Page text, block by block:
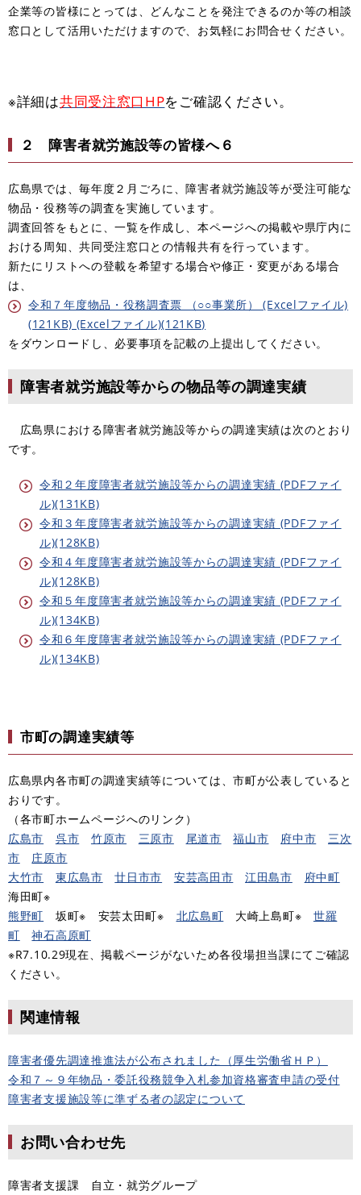
企業等の皆様にとっては、どんなことを発注できるのか等の相談
窓口として活用いただけますので、お気軽にお問合せください。
※詳細は共同受注窓口HPをご確認ください。
２ 障害者就労施設等の皆様へ６
広島県では、毎年度２月ごろに、障害者就労施設等が受注可能な
物品・役務等の調査を実施しています。
調査回答をもとに、一覧を作成し、本ページへの掲載や県庁内に
おける周知、共同受注窓口との情報共有を行っています。
新たにリストへの登載を希望する場合や修正・変更がある場合
は、
令和７年度物品・役務調査票 （○○事業所） (Excelファイル)
(121KB) (Excelファイル)(121KB)
をダウンロードし、必要事項を記載の上提出してください。
障害者就労施設等からの物品等の調達実績
広島県における障害者就労施設等からの調達実績は次のとおり
です。
令和２年度障害者就労施設等からの調達実績 (PDFファイ
ル)(131KB)
令和３年度障害者就労施設等からの調達実績 (PDFファイ
ル)(128KB)
令和４年度障害者就労施設等からの調達実績 (PDFファイ
ル)(128KB)
令和５年度障害者就労施設等からの調達実績 (PDFファイ
ル)(134KB)
令和６年度障害者就労施設等からの調達実績 (PDFファイ
ル)(134KB)
市町の調達実績等
広島県内各市町の調達実績等については、市町が公表していると
おりです。
（各市町ホームページへのリンク）
広島市
呉市 竹原市 三原市 尾道市 福山市 府中市
三次
市
庄原市
大竹市
東広島市 廿日市市 安芸高田市 江田島市
府中町
海田町※
熊野町 坂町※ 安芸太田町※ 北広島町 大崎上島町※ 世羅
町
神石高原町
※R7.10.29現在、掲載ページがないため各役場担当課にてご確認
ください。
関連情報
障害者優先調達推進法が公布されました（厚生労働省ＨＰ）
令和７～９年物品・委託役務競争入札参加資格審査申請の受付
障害者支援施設等に準ずる者の認定について
お問い合わせ先
障害者支援課 自立・就労グループ